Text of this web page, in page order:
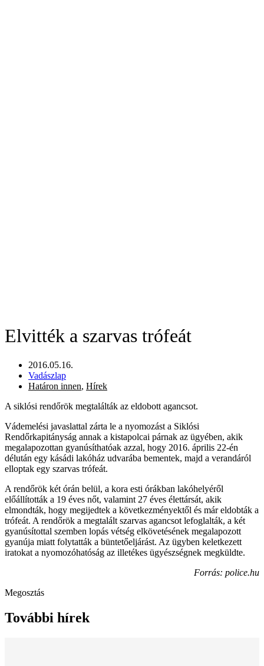
Elvitték a szarvas trófeát
2016.05.16.
Vadászlap
Határon innen, Hírek
A siklósi rendőrök megtalálták az eldobott agancsot.
Vádemelési javaslattal zárta le a nyomozást a Siklósi
Rendőrkapitányság annak a kistapolcai párnak az ügyében, akik
megalapozottan gyanúsíthatóak azzal, hogy 2016. április 22-én
délután egy kásádi lakóház udvarába bementek, majd a verandáról
elloptak egy szarvas trófeát.
A rendőrök két órán belül, a kora esti órákban lakóhelyéről
előállították a 19 éves nőt, valamint 27 éves élettársát, akik
elmondták, hogy megijedtek a következményektől és már eldobták a
trófeát. A rendőrök a megtalált szarvas agancsot lefoglalták, a két
gyanúsítottal szemben lopás vétség elkövetésének megalapozott
gyanúja miatt folytatták a büntetőeljárást. Az ügyben keletkezett
iratokat a nyomozóhatóság az illetékes ügyészségnek megküldte.
Forrás: police.hu
Megosztás
További hírek